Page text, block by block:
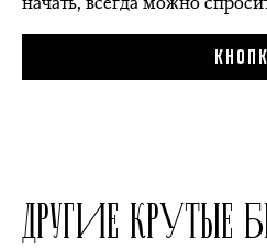
ДРУГИЕ КРУТЫЕ